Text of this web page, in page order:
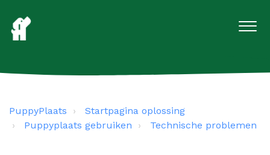
PuppyPlaats
Startpagina oplossing
Puppyplaats gebruiken
Technische problemen